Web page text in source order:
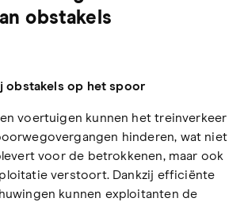
obstakels
obstakels op het spoor
voertuigen kunnen het treinverkeer
hinderen, wat niet
voor de betrokkenen, maar ook
verstoort. Dankzij efficiënte
kunnen exploitanten de